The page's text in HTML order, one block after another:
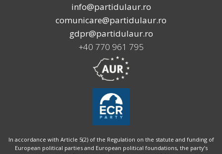
info@partidulaur.ro
comunicare@partidulaur.ro
gdpr@partidulaur.ro
+40 770 961 795
In accordance with Article 5(2) of the Regulation on the statute and funding of
European political parties and European political foundations, the party’s